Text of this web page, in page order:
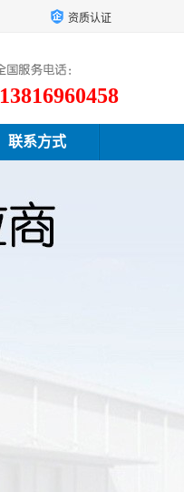
资质认证
13816960458
联系方式